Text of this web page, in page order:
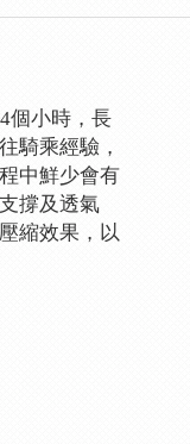
個小時，長
騎乘經驗，
中鮮少會有
撐及透氣
縮效果，以